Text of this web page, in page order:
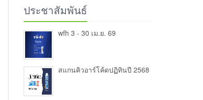
ประชาสัมพันธ์
wfh 3 - 30 เม.ย. 69
สแกนคิวอาร์โค้ดปฏิทินปี 2568